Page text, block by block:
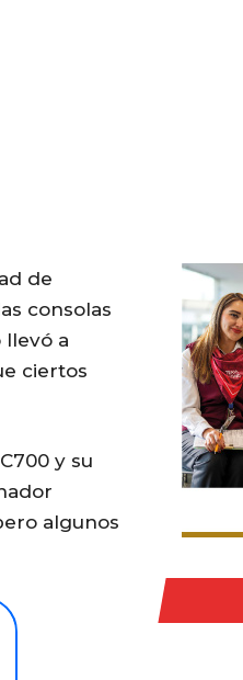
de
consolas
llevó a
ciertos
y su
algunos